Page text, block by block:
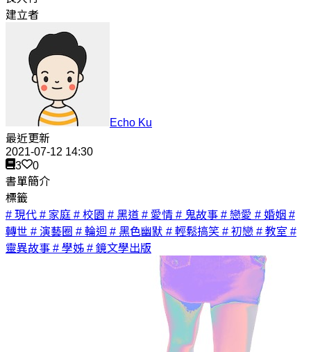
建立者
Echo Ku
最近更新
2021-07-12 14:30
3
0
書單簡介
標籤
# 現代 # 家庭 # 校園 # 黑道 # 愛情 # 鬼故事 # 戀愛 # 婚姻 #
轉世 # 演藝圈 # 輪迴 # 黑色幽默 # 輕鬆搞笑 # 初戀 # 教室 #
靈異故事 # 學姊 # 鏡文學出版